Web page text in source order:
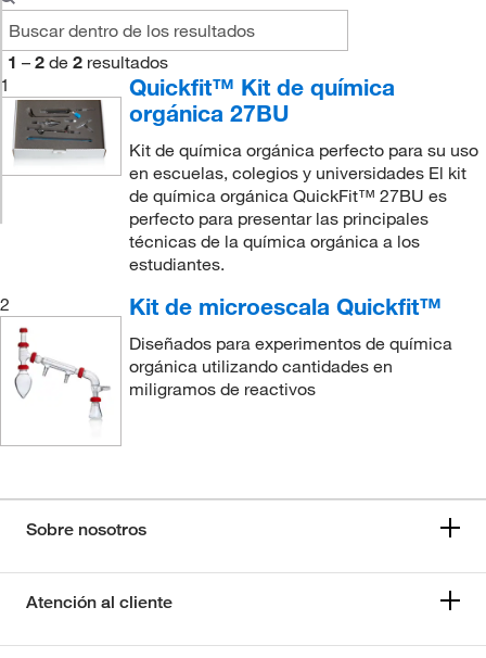
1 – 2 de 2 resultados
1
Quickfit™ Kit de química
orgánica 27BU
Kit de química orgánica perfecto para su uso
en escuelas, colegios y universidades El kit
de química orgánica QuickFit™ 27BU es
perfecto para presentar las principales
técnicas de la química orgánica a los
estudiantes.
2
Kit de microescala Quickfit™
Diseñados para experimentos de química
orgánica utilizando cantidades en
miligramos de reactivos
Sobre nosotros
Atención al cliente